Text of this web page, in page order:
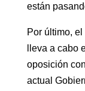
están
Por último,
lleva a cabo
oposición
actual